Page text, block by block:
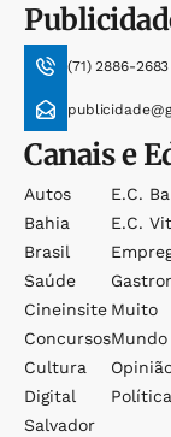
(71) 2886-
Canais e
Autos
Bahia
Brasil
Saúde
Cineinsite
Concursos
Cultura
Digital
Salvador
E.c.
E.c.
Muito
Mundo
Política